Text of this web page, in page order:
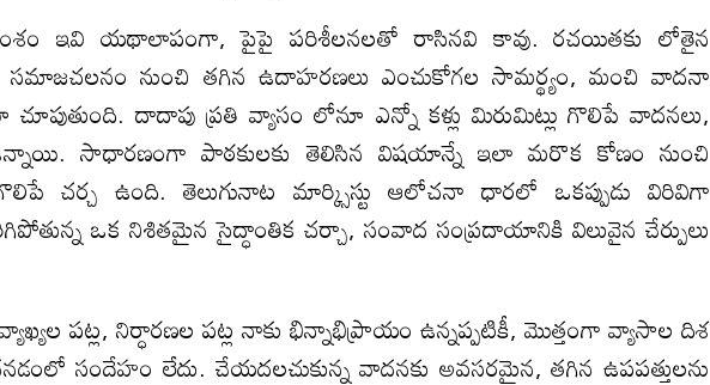
ఇవి యథాలాపంగా, పైపై పరిశీలనలతో రాసినవి కావు. రచయితకు లోతైన
సమాజచలనం నుంచి తగిన ఉదాహరణలు ఎంచుకోగల సామర్థ్యం, మంచి వాదనా
దాదాపు ప్రతి వ్యాసం లోనూ ఎన్నో కళ్లు మిరుమిట్లు గొలిపే వాదనలు,
సాధారణంగా పాఠకులకు తెలిసిన విషయాన్నే ఇలా మరొక కోణం నుంచి
చర్చ ఉంది. తెలుగునాట మార్క్సిస్టు ఆలోచనా ధారలో ఒకప్పుడు విరివిగా
ఒక నిశితమైన సైద్ధాంతిక చర్చా, సంవాద సంప్రదాయానికి విలువైన చేర్పులు
పట్ల, నిర్ధారణల పట్ల నాకు భిన్నాభిప్రాయం ఉన్నప్పటికీ, మొత్తంగా వ్యాసాల దిశ
సందేహం లేదు. చేయదలచుకున్న వాదనకు అవసరమైన, తగిన ఉపపత్తులను